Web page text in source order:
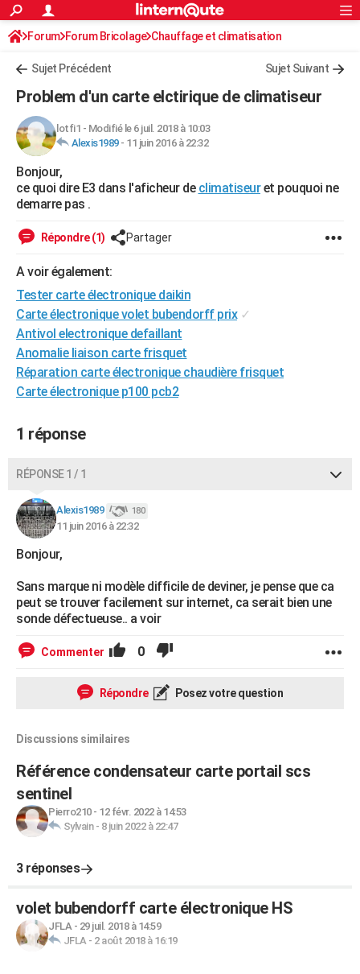
ACTUALITÉS
Politique
Société
Faits Divers
Education
Monde
Villes
+
FINANCE
Retraite
Impôts
Epargne
Immobilier
Risques naturels par ville
Banque
Assurance
Crédit
AUTO
Essais
Réserver un essai
Citadines
Berlines
SUV
Forum auto
+HIGH-TECH
Mobiles
Meilleur smartphone
Internet
Ordinateurs
Jeux vidéo
Guide high-tech
+
Forum
Aménagement intérieur
Extérieur
Cuisine
Salle de bains
Jardinage
Rangement
WEEK-END
Guides de France
Escapades
Patrimoine
Expositions
Musées
Week-end nature
+LIFESTYLE
Art de vivre
Bien-être
Loisirs
Mode
Modes de vie
SANTE
Alimentation
Guide de la santé
Maladies
Médicaments
Sommeil
VOYAGE
Destinations
City break
Voyage nature
Voyage de noces
Forum
Climat
+PHOTO
BONS PLANS
CARTE DE VOEUX
Carte de Noël
Carte Bonne année
Carte Saint-Valentin
Carte Pâques
Carte d'anniversaire
DICTIONNAIRE
Dictionnaire
Biographies
Citations
Expressions
Proverbes
S'inscrire
Se connecter
Lycées
Collèges
Primaires
Universités
Entreprises
Service militaire
Avis de recherche
AVIS DE DÉCÈS
FORUM
Rechercher
S'inscrire
Connexion
Forum Forum Bricolage Chauffage et climatisation
Sujet Précédent Sujet Suivant
Problem d'un carte elctirique de climatiseur
lotfi1 - Modifié le 6 juil. 2018 à 10:03
Alexis1989- 11 juin 2016 à 22:32
Bonjour,
ce quoi dire E3 dans l'aficheur de climatiseuret pouquoi ne
demarre pas .
Répondre (1) Partager
A voir également:
Tester carte électronique daikin
Carte électronique volet bubendorff prix ✓
Antivol electronique defaillant
Anomalie liaison carte frisquet
Réparation carte électronique chaudière frisquet
Carte électronique p100 pcb2
1 réponse
RÉPONSE 1 / 1
Alexis1989 180
11 juin 2016 à 22:32
Bonjour,
Sans marque ni modèle difficile de deviner, je pense que ca
peut se trouver facilement sur internet, ca serait bien une
sonde défectueuse.. a voir
Commenter 0
Répondre Posez votre question
Discussions similaires
Référence condensateur carte portail scs
sentinel
Pierro210- 12 févr. 2022 à 14:53
Sylvain- 8 juin 2022 à 22:47
3 réponses
volet bubendorff carte électronique HS
JFLA- 29 juil. 2018 à 14:59
JFLA- 2 août 2018 à 16:19